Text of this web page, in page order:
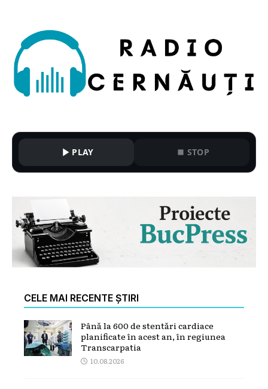
PLAY STOP
CELE MAI RECENTE ȘTIRI
Până la 600 de stentări cardiace
planificate în acest an, în regiunea
Transcarpatia
10.08.2026